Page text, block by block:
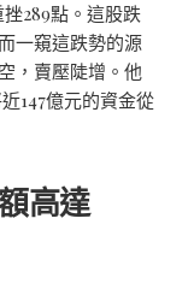
289點。這股跌
一窺這跌勢的源
，賣壓陡增。他
147億元的資金從
高達